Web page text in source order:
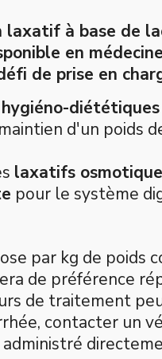
laxatif à base de
en
de prise en
hygiéno-diététiques
d'un poids
laxatifs
pour le système
par kg de poids
de préférence
de traitement
contacter un